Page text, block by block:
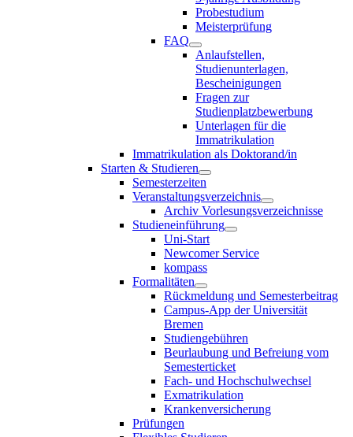
Probestudium
Meisterprüfung
FAQ
Anlaufstellen,
Studienunterlagen,
Bescheinigungen
Fragen zur
Studienplatzbewerbung
Unterlagen für die
Immatrikulation
Immatrikulation als Doktorand/in
Starten & Studieren
Semesterzeiten
Veranstaltungsverzeichnis
Archiv Vorlesungsverzeichnisse
Studieneinführung
Uni-Start
Newcomer Service
kompass
Formalitäten
Rückmeldung und Semesterbeitrag
Campus-App der Universität
Bremen
Studiengebühren
Beurlaubung und Befreiung vom
Semesterticket
Fach- und Hochschulwechsel
Exmatrikulation
Krankenversicherung
Prüfungen